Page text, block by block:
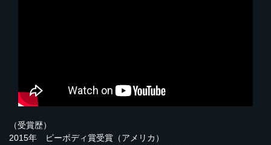
（受賞歴）
2015年 ピーボディ賞受賞（アメリカ）